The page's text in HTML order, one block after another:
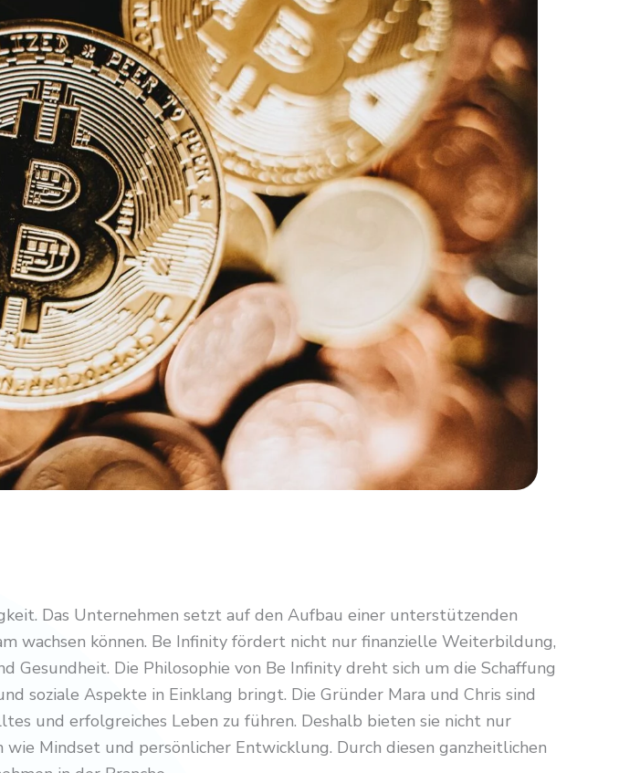
Das Unternehmen setzt auf den Aufbau einer unterstützenden
wachsen können. Be Infinity fördert nicht nur finanzielle Weiterbildung,
Die Philosophie von Be Infinity dreht sich um die Schaffung
soziale Aspekte in Einklang bringt. Die Gründer Mara und Chris sind
und erfolgreiches Leben zu führen. Deshalb bieten sie nicht nur
Mindset und persönlicher Entwicklung. Durch diesen ganzheitlichen